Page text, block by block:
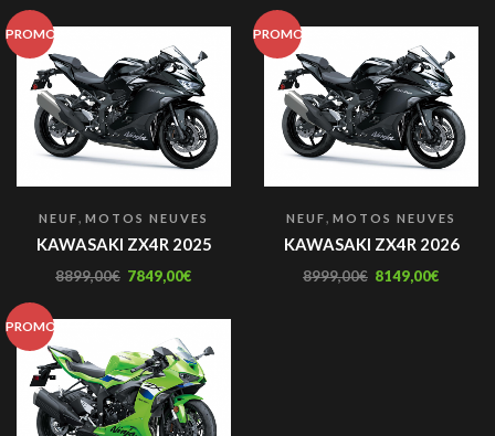
PROMO
NEUF, MOTOS NEUVES
KAWASAKI ZX4R 2025
8899,00€ 7849,00€
PROMO
NEUF, MOTOS NEUVES
KAWASAKI ZX4R 2026
8999,00€ 8149,00€
PROMO